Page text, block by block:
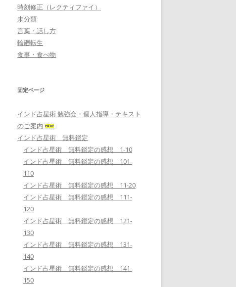
時刻修正（レクティファイ）
未分類
言葉・話し方
輪廻転生
食事・食べ物
固定ページ
インド占星術 勉強会・個人指導・テキスト
のご案内
インド占星術 無料鑑定
インド占星術 無料鑑定の感想 1-10
インド占星術 無料鑑定の感想 101-
110
インド占星術 無料鑑定の感想 11-20
インド占星術 無料鑑定の感想 111-
120
インド占星術 無料鑑定の感想 121-
130
インド占星術 無料鑑定の感想 131-
140
インド占星術 無料鑑定の感想 141-
150